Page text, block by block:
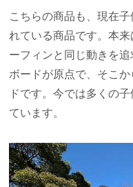
こちらの商品も、現在
れている商品です。本
ーフィンと同じ動きを
ボードが原点で、そこ
ドです。今では多くの
ています。